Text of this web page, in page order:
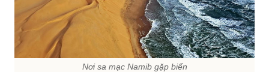
Nơi sa mạc Namib gặp biển